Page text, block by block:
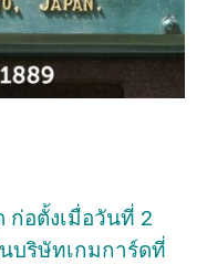
ก่อตั้งเมื่อวันที่ 2
บริษัทเกมการ์ดที่